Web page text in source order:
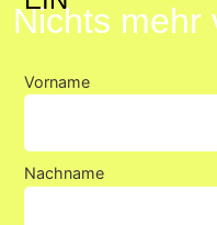
entsperren
Nichts mehr
Vorname
Nachname